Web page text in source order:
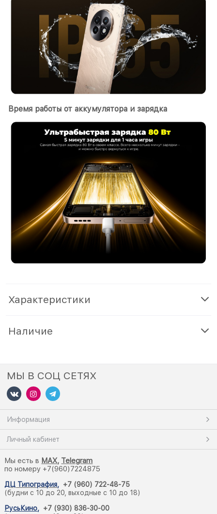
Время работы от аккумулятора и зарядка
Характеристики
Наличие
МЫ В СОЦ СЕТЯХ
Информация
Личный кабинет
Мы есть в MAX, Telegram
по номеру +7(960)7224875
ДЦ Типография, +7 (960) 722-48-75
(будни с 10 до 20, выходные с 10 до 18)
РусьКино, +7 (930) 836-30-00